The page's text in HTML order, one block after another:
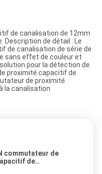
de canalisation de 12mm
Description de détail : Le
de canalisation de série de
sans effet de couleur et
pour la détection de
proximité capacitif de
de proximité
la canalisation
commutateur de
de